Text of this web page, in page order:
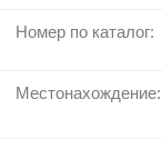
Номер по каталог:
Местонахождение: